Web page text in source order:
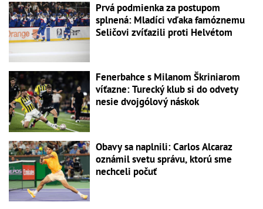
Prvá podmienka za postupom
splnená: Mladíci vďaka famóznemu
Seličovi zvíťazili proti Helvétom
Fenerbahce s Milanom Škriniarom
víťazne: Turecký klub si do odvety
nesie dvojgólový náskok
Obavy sa naplnili: Carlos Alcaraz
oznámil svetu správu, ktorú sme
nechceli počuť